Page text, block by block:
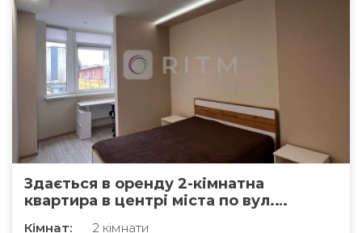
Здається в оренду 2-кімнатна
квартира в центрі міста по вул.
Кімнат:
2 кімнати